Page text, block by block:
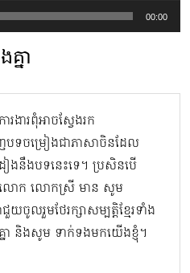
00:00
នា
រងារពុំអាចស្វែងរក
ទចម្រៀងជាភាសាចិនដែល
ងនឹងបទនេះទេ។ ប្រសិនបើ
ោក លោកស្រី មាន សូម
ជួយចូលរួមថែរក្សាសម្បត្តិខ្មែរទាំង
ា និងសូម ទាក់ទងមកយើងខ្ញុំ។